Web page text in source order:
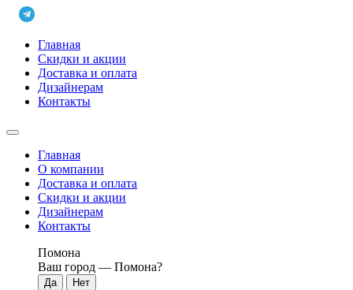
Главная
Скидки и акции
Доставка и оплата
Дизайнерам
Контакты
Главная
О компании
Доставка и оплата
Скидки и акции
Дизайнерам
Контакты
Помона
Ваш город — Помона?